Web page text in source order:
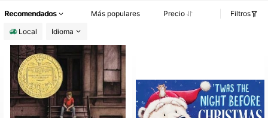
Recomendados Más populares Precio
Filtros
Local
Idioma